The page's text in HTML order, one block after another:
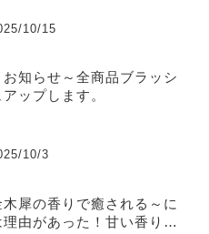
10/15
お知らせ～全商品ブラッシ
アップします。
10/3
木犀の香りで癒される～に
理由があった！甘い香りに